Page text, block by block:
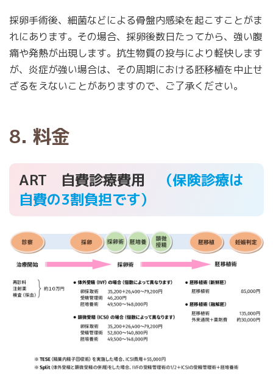
採卵手術後、細菌などによる骨盤内感染を起こすことがま
れにあります。その場合、採卵後数日たってから、強い腹
痛や発熱が出現します。抗生物質の投与により軽快します
が、炎症が強い場合は、その周期における胚移植を中止せ
ざるをえないことがありますので、ご了承ください。
8. 料金
ART 自費診療費用
（保険診療は
自費の3割負担です）